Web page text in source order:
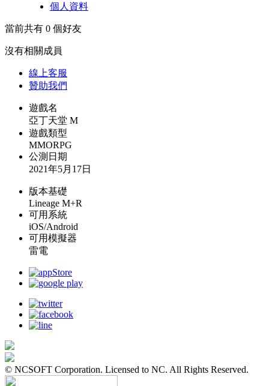
個人資料
當前共有 0 個好友
沒有相關成員
線上客服
贊助我們
遊戲名
亞丁天堂 M
遊戲類型
MMORPG
公測日期
2021年5月17日
版本基礎
Lineage M+R
可用系統
iOS/Android
可用模擬器
雷電
© NCSOFT Corporation. Licensed to NC. All Rights Reserved.